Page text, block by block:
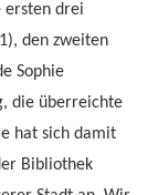
ersten drei
den zweiten
Sophie
die überreichte
hat sich damit
Bibliothek